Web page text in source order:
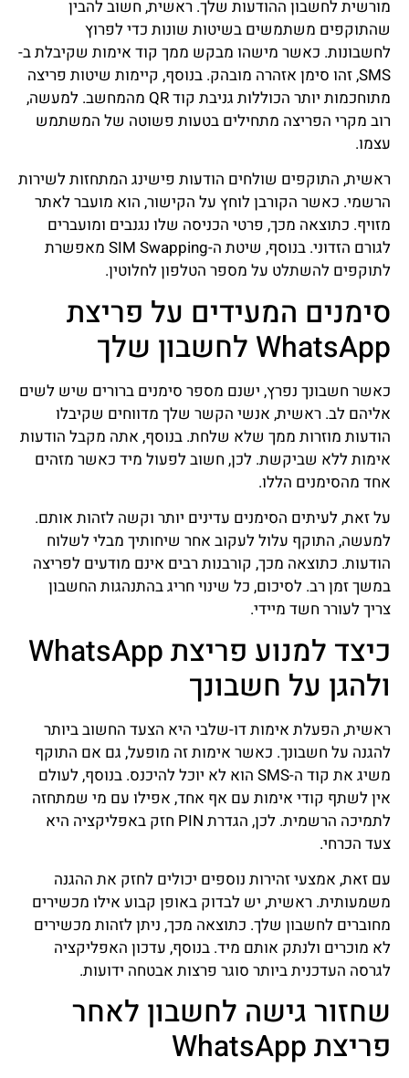
מורשית לחשבון ההודעות שלך. ראשית, חשוב להבין
שהתוקפים משתמשים בשיטות שונות כדי לפרוץ
לחשבונות. כאשר מישהו מבקש ממך קוד אימות שקיבלת ב-
SMS, זהו סימן אזהרה מובהק. בנוסף, קיימות שיטות פריצה
מתוחכמות יותר הכוללות גניבת קוד QR מהמחשב. למעשה,
רוב מקרי הפריצה מתחילים בטעות פשוטה של המשתמש
עצמו.
ראשית, התוקפים שולחים הודעות פישינג המתחזות לשירות
הרשמי. כאשר הקורבן לוחץ על הקישור, הוא מועבר לאתר
מזויף. כתוצאה מכך, פרטי הכניסה שלו נגנבים ומועברים
לגורם הזדוני. בנוסף, שיטת ה-SIM Swapping מאפשרת
לתוקפים להשתלט על מספר הטלפון לחלוטין.
סימנים המעידים על פריצת
WhatsApp לחשבון שלך
כאשר חשבונך נפרץ, ישנם מספר סימנים ברורים שיש לשים
אליהם לב. ראשית, אנשי הקשר שלך מדווחים שקיבלו
הודעות מוזרות ממך שלא שלחת. בנוסף, אתה מקבל הודעות
אימות ללא שביקשת. לכן, חשוב לפעול מיד כאשר מזהים
אחד מהסימנים הללו.
על זאת, לעיתים הסימנים עדינים יותר וקשה לזהות אותם.
למעשה, התוקף עלול לעקוב אחר שיחותיך מבלי לשלוח
הודעות. כתוצאה מכך, קורבנות רבים אינם מודעים לפריצה
במשך זמן רב. לסיכום, כל שינוי חריג בהתנהגות החשבון
צריך לעורר חשד מיידי.
כיצד למנוע פריצת WhatsApp
ולהגן על חשבונך
ראשית, הפעלת אימות דו-שלבי היא הצעד החשוב ביותר
להגנה על חשבונך. כאשר אימות זה מופעל, גם אם התוקף
משיג את קוד ה-SMS הוא לא יוכל להיכנס. בנוסף, לעולם
אין לשתף קודי אימות עם אף אחד, אפילו עם מי שמתחזה
לתמיכה הרשמית. לכן, הגדרת PIN חזק באפליקציה היא
צעד הכרחי.
עם זאת, אמצעי זהירות נוספים יכולים לחזק את ההגנה
משמעותית. ראשית, יש לבדוק באופן קבוע אילו מכשירים
מחוברים לחשבון שלך. כתוצאה מכך, ניתן לזהות מכשירים
לא מוכרים ולנתק אותם מיד. בנוסף, עדכון האפליקציה
לגרסה העדכנית ביותר סוגר פרצות אבטחה ידועות.
שחזור גישה לחשבון לאחר
פריצת WhatsApp